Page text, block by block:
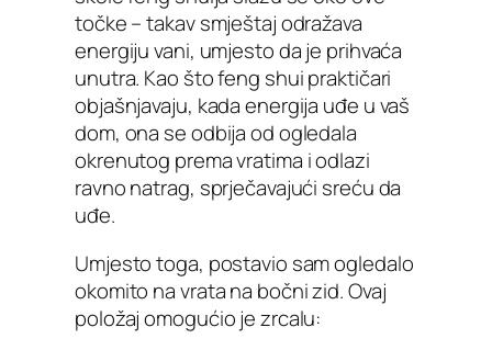
točke – takav smještaj odražava
energiju vani, umjesto da je prihvaća
unutra. Kao što feng shui praktičari
objašnjavaju, kada energija uđe u vaš
dom, ona se odbija od ogledala
okrenutog prema vratima i odlazi
ravno natrag, sprječavajući sreću da
uđe.
Umjesto toga, postavio sam ogledalo
okomito na vrata na bočni zid. Ovaj
položaj omogućio je zrcalu: